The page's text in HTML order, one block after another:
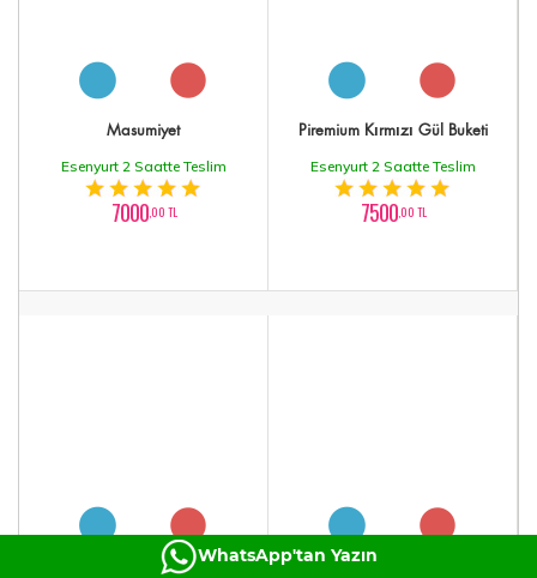
Masumiyet
Esenyurt 2 Saatte Teslim
7000,00 TL
Piremium Kırmızı Gül Buketi
Esenyurt 2 Saatte Teslim
7500,00 TL
WhatsApp'tan Yazın